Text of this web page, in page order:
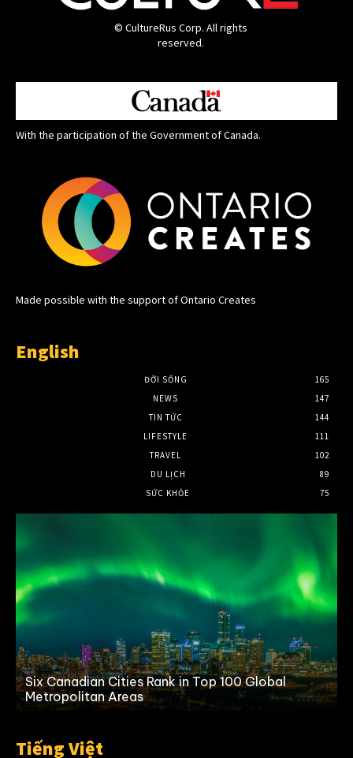
© CultureRus Corp. All rights
reserved.
With the participation of the Government of Canada.
Made possible with the support of Ontario Creates
English
ĐỜI SỐNG
165
NEWS
147
TIN TỨC
144
LIFESTYLE
111
TRAVEL
102
DU LỊCH
89
SỨC KHỎE
75
Six Canadian Cities Rank in Top 100 Global
Metropolitan Areas
Tiếng Việt